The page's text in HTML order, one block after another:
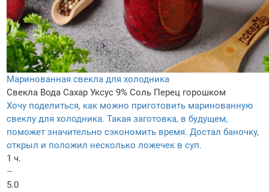
Маринованная свекла для холодника
Свекла Вода Сахар Уксус 9% Соль Перец горошком
Хочу поделиться, как можно приготовить маринованную
свеклу для холодника. Такая заготовка, в будущем,
поможет значительно сэкономить время. Достал баночку,
открыл и положил несколько ложечек в суп.
1 ч.
–
5.0